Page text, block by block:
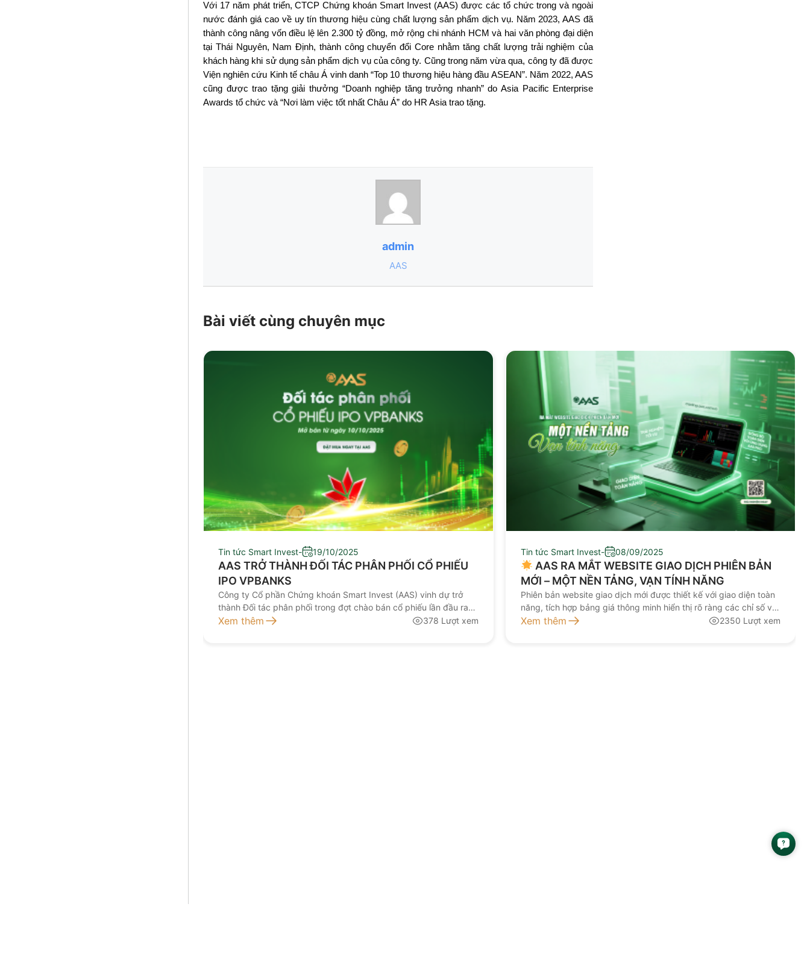
Với 17 năm phát triển, CTCP Chứng khoán Smart Invest (AAS) được các tổ chức trong và ngoài
nước đánh giá cao về uy tín thương hiệu cùng chất lượng sản phẩm dịch vụ. Năm 2023, AAS đã
thành công nâng vốn điều lệ lên 2.300 tỷ đồng, mở rộng chi nhánh HCM và hai văn phòng đại diện
tại Thái Nguyên, Nam Định, thành công chuyển đổi Core nhằm tăng chất lượng trải nghiệm của
khách hàng khi sử dụng sản phẩm dịch vụ của công ty. Cũng trong năm vừa qua, công ty đã được
Viện nghiên cứu Kinh tế châu Á vinh danh “Top 10 thương hiệu hàng đầu ASEAN”. Năm 2022, AAS
cũng được trao tặng giải thưởng “Doanh nghiệp tăng trưởng nhanh” do Asia Pacific Enterprise
Awards tổ chức và “Nơi làm việc tốt nhất Châu Á” do HR Asia trao tặng.
admin
AAS
Bài viết cùng chuyên mục
Tin tức Smart Invest- 19/10/2025
AAS TRỞ THÀNH ĐỐI TÁC PHÂN PHỐI CỔ PHIẾU
IPO VPBANKS
Công ty Cổ phần Chứng khoán Smart Invest (AAS) vinh dự trở
thành Đối tác phân phối trong đợt chào bán cổ phiếu lần đầu ra
công chúng của Công ty Cổ phần Chứng khoán VPBank
Xem thêm 378 Lượt xem
Tin tức Smart Invest- 08/09/2025
AAS RA MẮT WEBSITE GIAO DỊCH PHIÊN BẢN
MỚI – MỘT NỀN TẢNG, VẠN TÍNH NĂNG
Phiên bản website giao dịch mới được thiết kế với giao diện toàn
năng, tích hợp bảng giá thông minh hiển thị rõ ràng các chỉ số và
tính năng quan trọng ngay tại trang chủ. Không chỉ dừng ở bảng
Xem thêm 2350 Lượt xem